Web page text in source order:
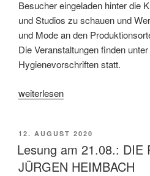
Besucher eingeladen hinter die
und Studios zu schauen und
und Mode an den
Die Veranstaltungen finden
Hygienevorschriften statt.
„W25#06
Ateliers
31.10.2020“
weiterlesen
VERÖFFENTLICHT
AM
12. AUGUST 2020
Lesung am 21.08.: DIE
JÜRGEN HEIMBACH